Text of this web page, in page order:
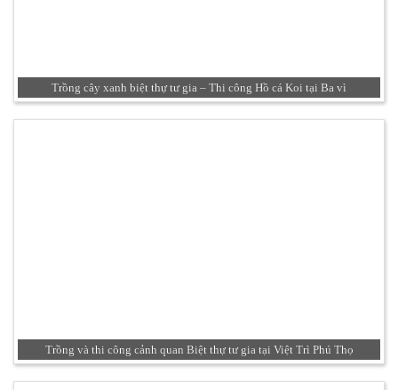
Trồng cây xanh biệt thự tư gia – Thi công Hồ cá Koi tại Ba vì
Trồng và thi công cảnh quan Biệt thự tư gia tại Việt Trì Phú Thọ